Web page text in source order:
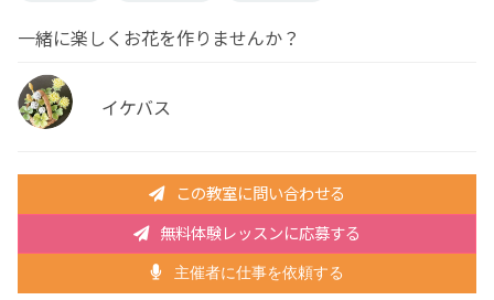
一緒に楽しくお花を作りませんか？
イケバス
この教室に問い合わせる
無料体験レッスンに応募する
主催者に仕事を依頼する